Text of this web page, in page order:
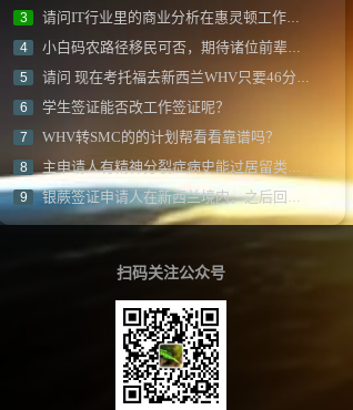
3 请问IT行业里的商业分析在惠灵顿工作机会如何？
4 小白码农路径移民可否，期待诸位前辈建议？
5 请问 现在考托福去新西兰WHV只要46分？
6 学生签证能否改工作签证呢？
7 WHV转SMC的的计划帮看看靠谱吗？
8 主申请人有精神分裂症病史能过居留类别的健康审查吗？
9 银蕨签证申请人在新西兰境内，之后回国递交材料可以吗
扫码关注公众号